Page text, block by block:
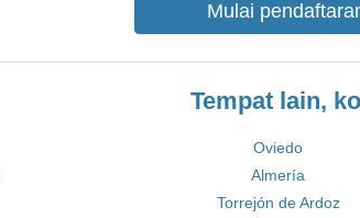
Mulai
Tempat lain,
Oviedo
Almería
Torrejón de Ardoz